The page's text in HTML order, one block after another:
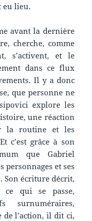
eu lieu.
avant la dernière
cherche, comme
s’activent, et le
dans ce flux
Il y a donc
que personne ne
explore les
une réaction
la routine et les
c’est grâce à son
que Gabriel
et ses
Son écriture décrit,
ce qui se passe,
surnuméraires,
de l’action, il dit ci,